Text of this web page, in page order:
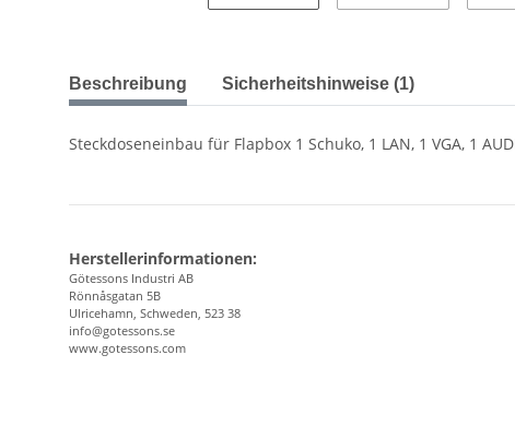
Beschreibung Sicherheitshinweise (1)
Steckdoseneinbau für Flapbox 1 Schuko, 1 LAN, 1 VGA, 1
Herstellerinformationen:
Götessons Industri AB
Rönnåsgatan 5B
Ulricehamn, Schweden, 523 38
info@gotessons.se
www.gotessons.com